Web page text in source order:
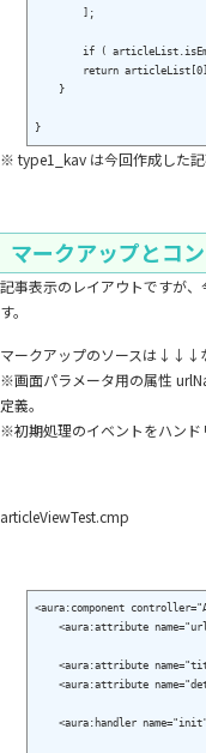
        ];
if (
return
    }
※ type1_kav は今回作成した
マークアップとコ
記事表示のレイアウトですが
す。
マークアップのソースは↓↓↓
※画面パラメータ用の属性
定義。
※初期処理のイベントをハンド
articleViewTest.cmp
<aura:component
<aura:attribute
<aura:attribute
<aura:attribute
<aura:handler